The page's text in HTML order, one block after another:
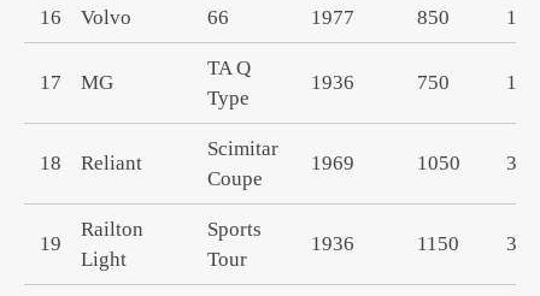
16 Volvo 66 1977 850
17 MG
TA Q
Type
1936 750
18 Reliant
Scimitar
Coupe
1969 1050
19
Railton
Light
Sports
Tour
1936 1150